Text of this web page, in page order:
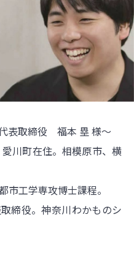
表取締役 福本 塁 様～
川町在住。相模原市、横
市工学専攻博士課程。
締役。神奈川わかものシ